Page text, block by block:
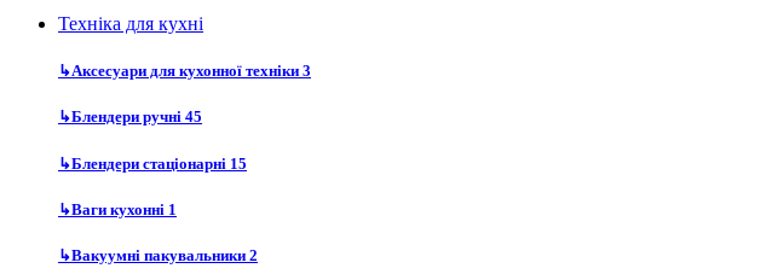
Техніка для кухні
↳Аксесуари для кухонної техніки 3
↳Блендери ручні 45
↳Блендери стаціонарні 15
↳Ваги кухонні 1
↳Вакуумні пакувальники 2